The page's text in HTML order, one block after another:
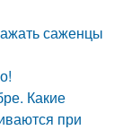
саженцы
Какие
при